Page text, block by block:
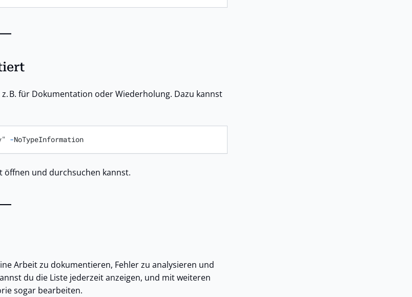
B. für Dokumentation oder Wiederholung. Dazu kannst
-NoTypeInformation
öffnen und durchsuchen kannst.
Arbeit zu dokumentieren, Fehler zu analysieren und
du die Liste jederzeit anzeigen, und mit weiteren
sogar bearbeiten.